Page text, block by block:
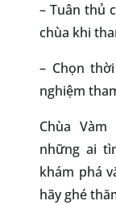
– Tuân thủ
chùa khi
– Chọn
nghiệm
Chùa
những ai
khám phá
hãy ghé